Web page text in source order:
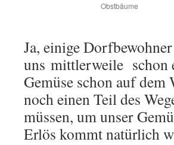
Obstbäume
Ja, einige
uns mittlerweile schon
Gemüse schon auf dem
noch einen Teil des
müssen, um unser
Erlös kommt natürlich